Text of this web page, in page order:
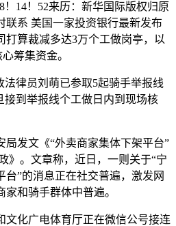
14！52来历：新华国际版权归原
联系 美国一家投资银行最新发布
打算裁减多达3万个工做岗亭，以
筹集资金。
律员刘萌已参取5起骑手举报线
接到举报线个工做日内到现场核
发文《“外卖商家集体下架平台”
》。文章称，近日，一则关于“宁
”的消息正在社交普遍，激发网
和骑手群体中普遍。
化广电体育厅正在微信公号接连